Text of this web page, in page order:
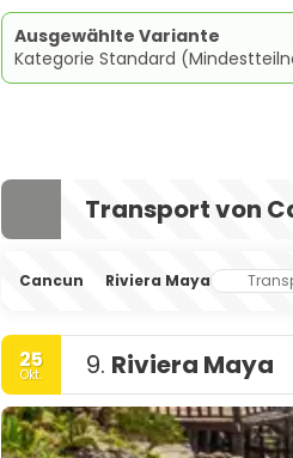
Ausgewählte Variante
Kategorie Standard
Transport von
Cancun Riviera Maya
25
Okt. 9. Riviera Maya